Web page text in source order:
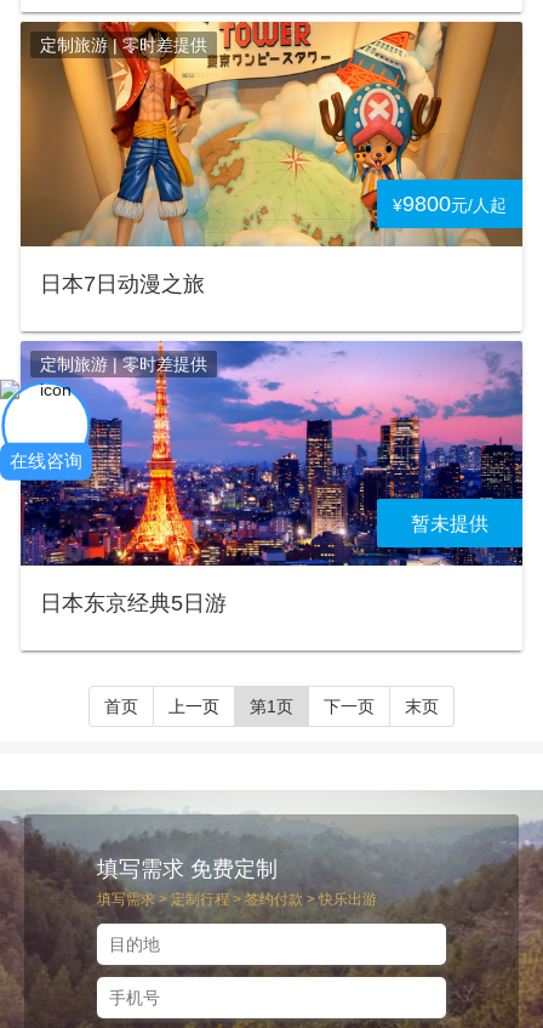
定制旅游 | 零时差提供
¥9800元/人起
日本7日动漫之旅
定制旅游 | 零时差提供
暂未提供
日本东京经典5日游
首页 上一页 第1页 下一页 末页
填写需求 免费定制
填写需求 > 定制行程 > 签约付款 > 快乐出游
在线咨询